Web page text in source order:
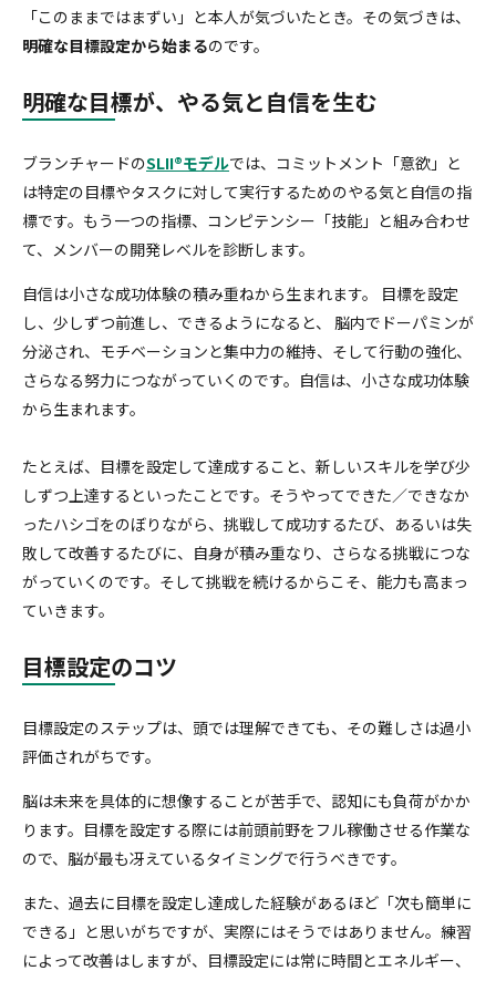
「このままではまずい」と本人が気づいたとき。その気づきは、
明確な目標設定から始まるのです。
明確な目標が、やる気と自信を生む
ブランチャードのSLII®モデルでは、コミットメント「意欲」と
は特定の目標やタスクに対して実行するためのやる気と自信の指
標です。もう一つの指標、コンピテンシー「技能」と組み合わせ
て、メンバーの開発レベルを診断します。
自信は小さな成功体験の積み重ねから生まれます。 目標を設定
し、少しずつ前進し、できるようになると、 脳内でドーパミンが
分泌され、モチベーションと集中力の維持、そして行動の強化、
さらなる努力につながっていくのです。自信は、小さな成功体験
から生まれます。
たとえば、目標を設定して達成すること、新しいスキルを学び少
しずつ上達するといったことです。そうやってできた／できなか
ったハシゴをのぼりながら、挑戦して成功するたび、あるいは失
敗して改善するたびに、自身が積み重なり、さらなる挑戦につな
がっていくのです。そして挑戦を続けるからこそ、能力も高まっ
ていきます。
目標設定のコツ
目標設定のステップは、頭では理解できても、その難しさは過小
評価されがちです。
脳は未来を具体的に想像することが苦手で、認知にも負荷がかか
ります。目標を設定する際には前頭前野をフル稼働させる作業な
ので、脳が最も冴えているタイミングで行うべきです。
また、過去に目標を設定し達成した経験があるほど「次も簡単に
できる」と思いがちですが、実際にはそうではありません。練習
によって改善はしますが、目標設定には常に時間とエネルギー、